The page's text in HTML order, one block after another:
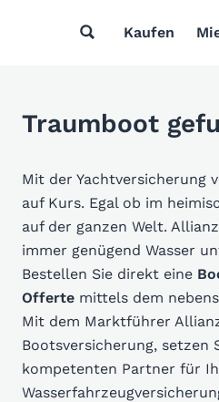
Kaufen
Traumboot
Mit der Yachtversicherung
auf Kurs. Egal ob im
auf der ganzen Welt.
immer genügend Wasser
Bestellen Sie direkt eine
Offerte mittels dem
Mit dem Marktführer
Bootsversicherung, setzen
kompetenten Partner für